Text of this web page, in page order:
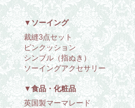
▼ソーイング
裁縫3点セット
ピンクッション
シンブル（指ぬき）
ソーイングアクセサリー
▼食品・化粧品
英国製マーマレード